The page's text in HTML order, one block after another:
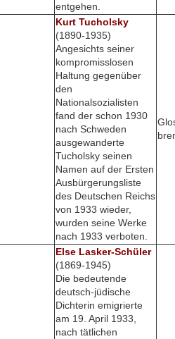
entgehen.
Kurt Tucholsky
(1890-1935)
Angesichts seiner
kompromisslosen
Haltung gegenüber
den
Nationalsozialisten
fand der schon 1930
nach Schweden
ausgewanderte
Tucholsky seinen
Namen auf der Ersten
Ausbürgerungsliste
des Deutschen Reichs
von 1933 wieder,
wurden seine Werke
nach 1933 verboten.
Else Lasker-Schüler
(1869-1945)
Die bedeutende
deutsch-jüdische
Dichterin emigrierte
am 19. April 1933,
nach tätlichen